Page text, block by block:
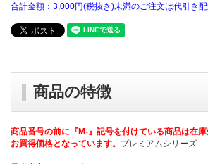
合計金額：3,000円(税抜き)未満のご注文は代引き
商品の特徴
商品番号の前に『M-』記号を付けている商品は在庫
お買得価格となっています。 プレミアムシリーズ